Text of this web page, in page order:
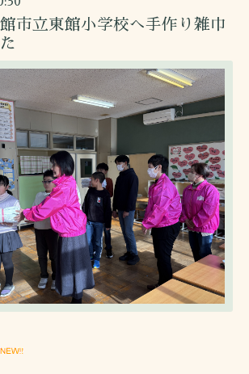
館市立東館小学校へ手作り雑巾